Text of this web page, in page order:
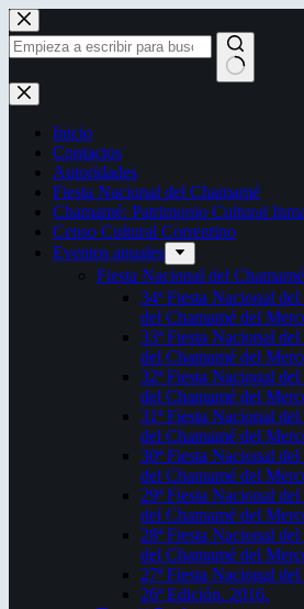
Saltar
al
contenido
Sin
resultados
Inicio
Contactos
Autoridades
Fiesta Nacional del Chamamé
Chamamé: Patrimonio Cultural
Censo Cultural Correntino
Eventos anuales
Fiesta Nacional del Chamamé
34ª Fiesta Nacional
del Chamamé del
33ª Fiesta Nacional
del Chamamé del
32ª Fiesta Nacional
del Chamamé del
31ª Fiesta Nacional
del Chamamé del
30ª Fiesta Nacional
del Chamamé del
29ª Fiesta Nacional
del Chamamé del
28ª Fiesta Nacional
del Chamamé del
27ª Fiesta Nacional
26ª Edición. 2016.